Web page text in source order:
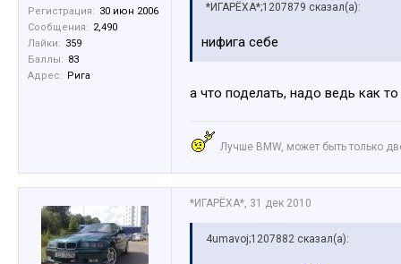
Регистрация: 30 июн 2006
Сообщения: 2,490
Лайки: 359
Баллы: 83
Адрес: Рига
*ИГАРЁХА*;1207879 сказал(а):
нифига себе
а что поделать, надо ведь как
Лучше BMW, может быть только
*ИГАРЁХА*, 31 дек 2010
4umavoj;1207882 сказал(а):